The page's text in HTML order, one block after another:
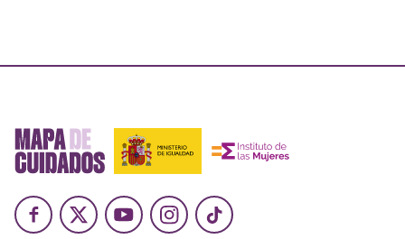
Facebook
X YoutubeInstagram
TikTok